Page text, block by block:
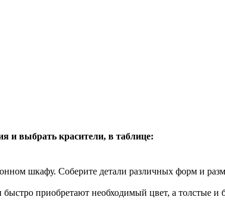
и выбрать красители, в таблице:
шкафу. Соберите детали различных форм и
приобретают необходимый цвет, а толстые и